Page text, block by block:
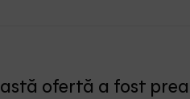
ofertă a fost